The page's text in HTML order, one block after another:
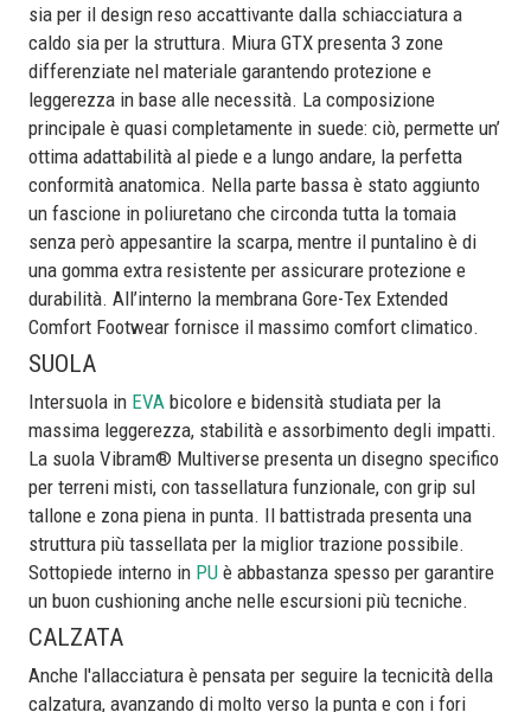
sia per il design reso accattivante dalla schiacciatura a
caldo sia per la struttura. Miura GTX presenta 3 zone
differenziate nel materiale garantendo protezione e
leggerezza in base alle necessità. La composizione
principale è quasi completamente in suede: ciò, permette un’
ottima adattabilità al piede e a lungo andare, la perfetta
conformità anatomica. Nella parte bassa è stato aggiunto
un fascione in poliuretano che circonda tutta la tomaia
senza però appesantire la scarpa, mentre il puntalino è di
una gomma extra resistente per assicurare protezione e
durabilità. All’interno la membrana Gore-Tex Extended
Comfort Footwear fornisce il massimo comfort climatico.
SUOLA
Intersuola in EVA bicolore e bidensità studiata per la
massima leggerezza, stabilità e assorbimento degli impatti.
La suola Vibram® Multiverse presenta un disegno specifico
per terreni misti, con tassellatura funzionale, con grip sul
tallone e zona piena in punta. Il battistrada presenta una
struttura più tassellata per la miglior trazione possibile.
Sottopiede interno in PU è abbastanza spesso per garantire
un buon cushioning anche nelle escursioni più tecniche.
CALZATA
Anche l'allacciatura è pensata per seguire la tecnicità della
calzatura, avanzando di molto verso la punta e con i fori